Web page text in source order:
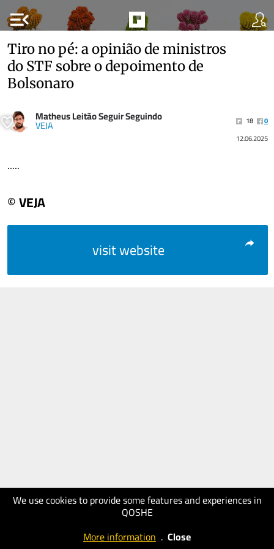
menu_open
We use cookies to provide some features and experiences in
QOSHE
More information . Close
Tiro no pé: a opinião de ministros
do STF sobre o depoimento de
Bolsonaro
Matheus Leitão Seguir Seguindo
VEJA 18
0
12.06.2025
.....
© VEJA
visit website